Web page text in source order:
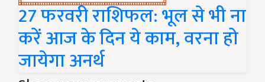
27 फरवरी राशिफल: भूल से भी ना
करें आज के दिन ये काम, वरना हो
जायेगा अनर्थ